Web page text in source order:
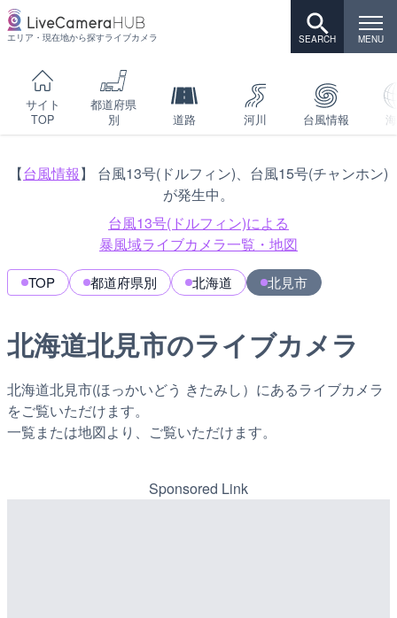
エリア・現在地から探すライブカメラ
サイト
TOP
都道府県
別
道路 河川 台風情報
【台風情報】 台風13号(ドルフィン)、台風15号(チャンホン)
が発生中。
台風13号(ドルフィン)による
暴風域ライブカメラ一覧・地図
TOP 都道府県別 北海道 北見市
北海道北見市のライブカメラ
北海道北見市(ほっかいどう きたみし）にあるライブカメラ
をご覧いただけます。
一覧または地図より、ご覧いただけます。
Sponsored Link